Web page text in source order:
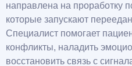
направлена на проработку
которые запускают
Специалист помогает
конфликты, наладить
восстановить связь с